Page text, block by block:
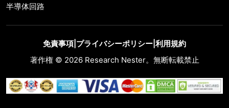
半導体回路
免責事項 プライバシーポリシー 利用規約
著作権 © 2026 Research Nester。無断転載禁止